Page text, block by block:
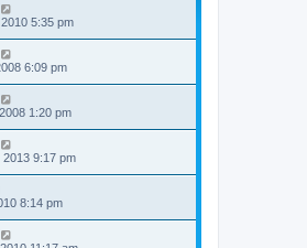
5:35 pm
6:09 pm
1:20 pm
9:17 pm
8:14 pm